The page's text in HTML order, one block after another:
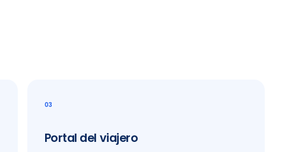
03
Portal del viajero